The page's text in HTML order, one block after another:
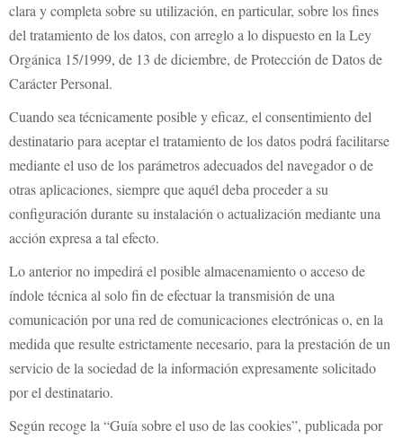
Noticias
Normativa
Graficos
clara y completa sobre su utilización, en particular, sobre los fines
del tratamiento de los datos, con arreglo a lo dispuesto en la Ley
Orgánica 15/1999, de 13 de diciembre, de Protección de Datos de
Carácter Personal.
Cuando sea técnicamente posible y eficaz, el consentimiento del
destinatario para aceptar el tratamiento de los datos podrá facilitarse
mediante el uso de los parámetros adecuados del navegador o de
otras aplicaciones, siempre que aquél deba proceder a su
configuración durante su instalación o actualización mediante una
acción expresa a tal efecto.
Lo anterior no impedirá el posible almacenamiento o acceso de
índole técnica al solo fin de efectuar la transmisión de una
comunicación por una red de comunicaciones electrónicas o, en la
medida que resulte estrictamente necesario, para la prestación de un
servicio de la sociedad de la información expresamente solicitado
por el destinatario.
Según recoge la “Guía sobre el uso de las cookies”, publicada por